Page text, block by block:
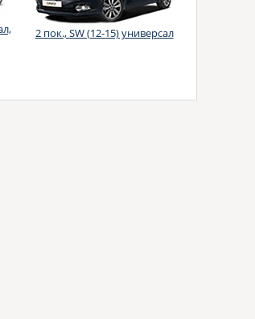
2 пок., SW (12-15) универсал